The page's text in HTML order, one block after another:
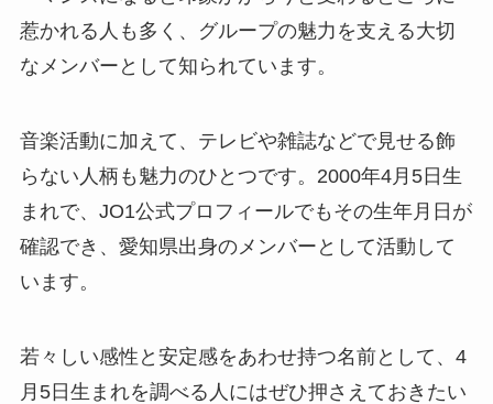
惹かれる人も多く、グループの魅力を支える大切
なメンバーとして知られています。
音楽活動に加えて、テレビや雑誌などで見せる飾
らない人柄も魅力のひとつです。2000年4月5日生
まれで、JO1公式プロフィールでもその生年月日が
確認でき、愛知県出身のメンバーとして活動して
います。
若々しい感性と安定感をあわせ持つ名前として、4
月5日生まれを調べる人にはぜひ押さえておきたい